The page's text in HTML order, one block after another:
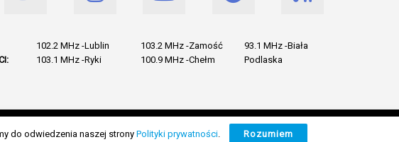
102.2 MHz -Lublin
103.1 MHz -Ryki
103.2 MHz -Zamość
100.9 MHz -Chełm
93.1 MHz -Biała
Podlaska
w likwidacji
do odwiedzenia naszej strony Polityki prywatności. Rozumiem